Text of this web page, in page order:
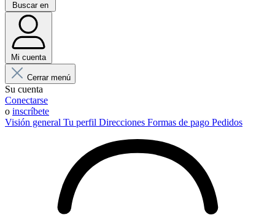
Buscar en
Mi cuenta
Cerrar menú
Su cuenta
Conectarse
o inscríbete
Visión general Tu perfil Direcciones Formas de pago Pedidos